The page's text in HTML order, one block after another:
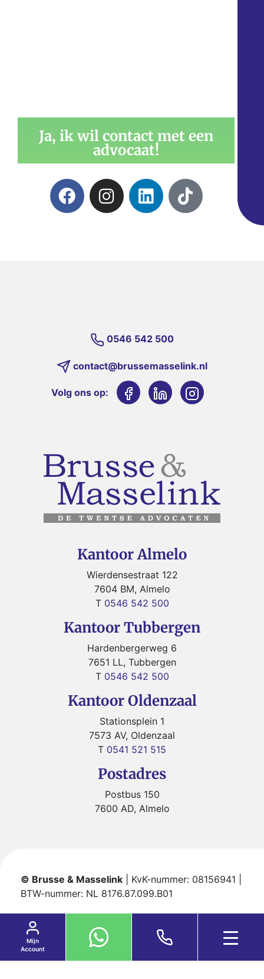
Ja, ik wil contact met een
advocaat!
0546 542 500
contact@brussemasselink.nl
Volg ons op:
Kantoor Almelo
Wierdensestraat 122
7604 BM, Almelo
T 0546 542 500
Kantoor Tubbergen
Hardenbergerweg 6
7651 LL, Tubbergen
T 0546 542 500
Kantoor Oldenzaal
Stationsplein 1
7573 AV, Oldenzaal
T 0541 521 515
Postadres
Postbus 150
7600 AD, Almelo
© Brusse & Masselink | KvK-nummer: 08156941 |
BTW-nummer: NL 8176.87.099.B01
Algemene voorwaarden van Brusse Masselink
B.V.
Privacyverklaring
Mijn
Account